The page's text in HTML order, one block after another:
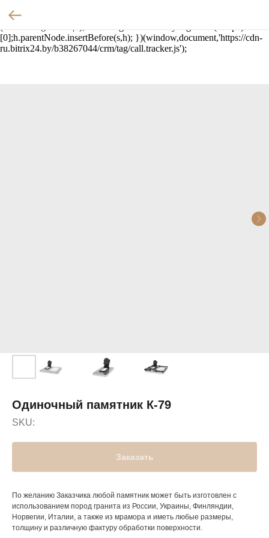
s=d.createElement('script');s.async=true;s.src=u+'?'+
[0];h.parentNode.insertBefore(s,h); })(window,document,'https://cdn-
ru.bitrix24.by/b38267044/crm/tag/call.tracker.js');
Одиночный памятник К-79
SKU:
Заказать
По желанию Заказчика любой памятник может быть изготовлен с
использованием пород гранита из России, Украины, Финляндии,
Норвегии, Италии, а также из мрамора и иметь любые размеры,
толщину и различную фактуру обработки поверхности.